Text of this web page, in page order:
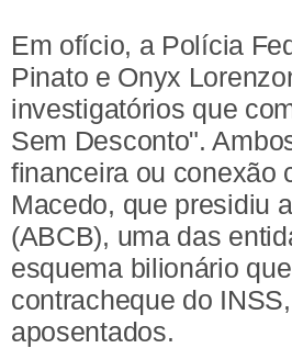
Em ofício, a Polícia
Pinato e Onyx
investigatórios que
Sem Desconto".
financeira ou conexão
Macedo, que presidiu
(ABCB), uma das
esquema bilionário
contracheque do
aposentados.